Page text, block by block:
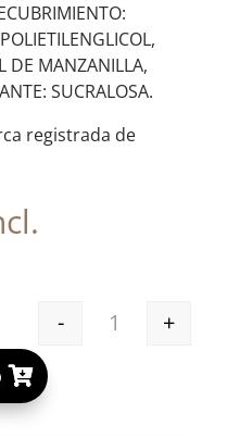
DE MANZANILLA,
SUCRALOSA.
registrada de
EB
-
+
A